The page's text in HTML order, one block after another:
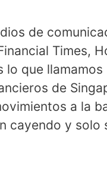
de
Times,
lo que
de
a la
cayendo y solo